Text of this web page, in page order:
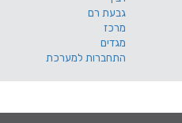
גבעת רם
מרכז
מגדים
התחברות למערכת